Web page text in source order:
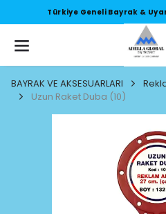
Türkiye Geneli Bayrak &
BAYRAK VE AKSESUARLARI
Uzun Raket Duba (10)